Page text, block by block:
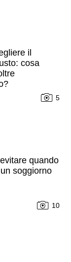
il
cosa
5
quando
soggiorno
10